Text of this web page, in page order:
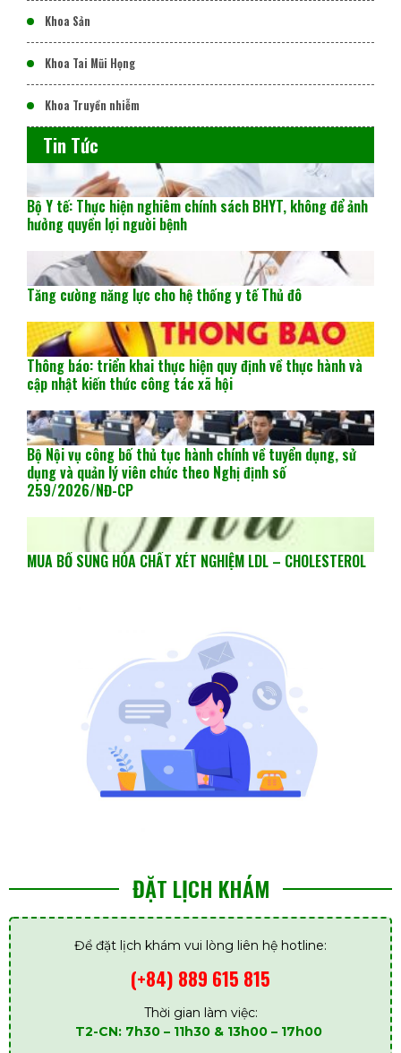
Khoa Sản
Khoa Tai Mũi Họng
Khoa Truyền nhiễm
Tin Tức
Bộ Y tế: Thực hiện nghiêm chính sách BHYT, không để ảnh
hưởng quyền lợi người bệnh
Tăng cường năng lực cho hệ thống y tế Thủ đô
Thông báo: triển khai thực hiện quy định về thực hành và
cập nhật kiến thức công tác xã hội
Bộ Nội vụ công bố thủ tục hành chính về tuyển dụng, sử
dụng và quản lý viên chức theo Nghị định số
259/2026/NĐ-CP
MUA BỔ SUNG HÓA CHẤT XÉT NGHIỆM LDL – CHOLESTEROL
ĐẶT LỊCH KHÁM
Để đặt lịch khám vui lòng liên hệ hotline:
(+84) 889 615 815
Thời gian làm việc:
T2-CN: 7h30 – 11h30 & 13h00 – 17h00